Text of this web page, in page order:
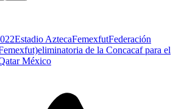
Estadio AztecaFemexfutFederación
eliminatoria de la Concacaf para el
México